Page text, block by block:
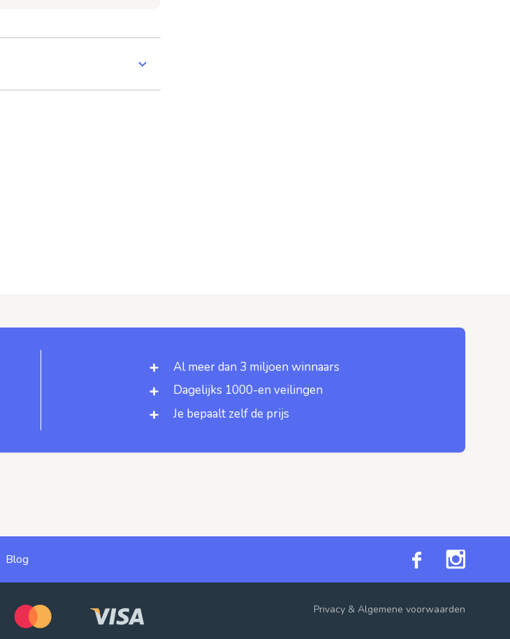
Al meer dan 3 miljoen winnaars
Dagelijks 1000-en veilingen
Je bepaalt zelf de prijs
Blog
Privacy& Algemene voorwaarden